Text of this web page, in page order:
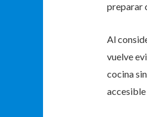
preparar
Al
vuelve
cocina